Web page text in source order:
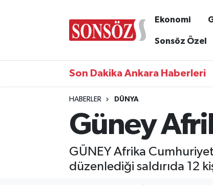
Ekonomi
Sonsöz Özel
Son Dakika Ankara Haberleri
HABERLER DÜNYA
Güney
GÜNEY Afrika
düzenlediği saldırıda 12
Ankara Nöbetçi Eczaneler
Ankara Trafik Yoğunluk Haritası
Süper Lig Puan Durumu ve Fikstür
Tüm Manşetler